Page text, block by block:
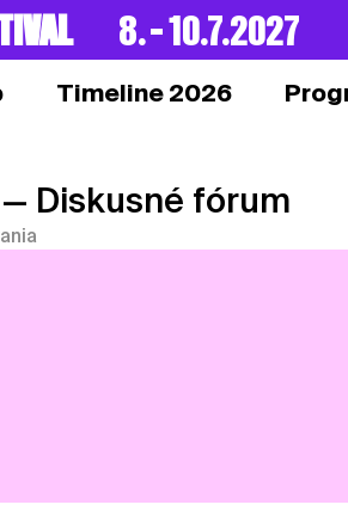
8. – 10.7.2027
Timeline 2026
— Diskusné fórum